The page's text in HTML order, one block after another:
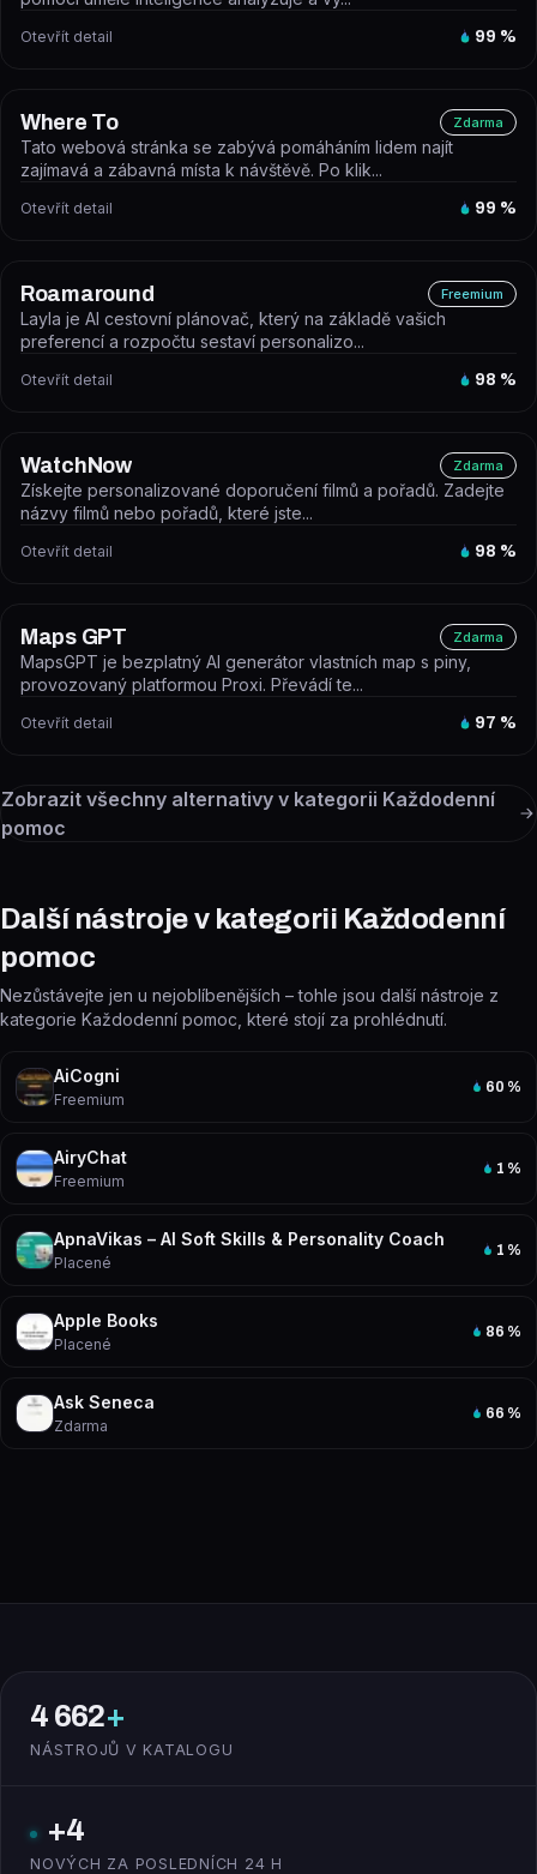
Otevřít detail 99 %
Where To Zdarma
Tato webová stránka se zabývá pomáháním lidem najít
zajímavá a zábavná místa k návštěvě. Po klik...
Otevřít detail 99 %
Roamaround Freemium
Layla je AI cestovní plánovač, který na základě vašich
preferencí a rozpočtu sestaví personalizo...
Otevřít detail 98 %
WatchNow Zdarma
Získejte personalizované doporučení filmů a pořadů. Zadejte
názvy filmů nebo pořadů, které jste...
Otevřít detail 98 %
Maps GPT Zdarma
MapsGPT je bezplatný AI generátor vlastních map s piny,
provozovaný platformou Proxi. Převádí te...
Otevřít detail 97 %
Zobrazit všechny alternativy v kategorii Každodenní
pomoc
Další nástroje v kategorii Každodenní
pomoc
Nezůstávejte jen u nejoblíbenějších – tohle jsou další nástroje z
kategorie Každodenní pomoc, které stojí za prohlédnutí.
AiCogni
Freemium
60 %
AiryChat
Freemium
1 %
ApnaVikas – AI Soft Skills & Personality Coach
Placené
1 %
Apple Books
Placené
86 %
Ask Seneca
Zdarma
66 %
4 662+
NÁSTROJŮ V KATALOGU
+4
NOVÝCH ZA POSLEDNÍCH 24 H